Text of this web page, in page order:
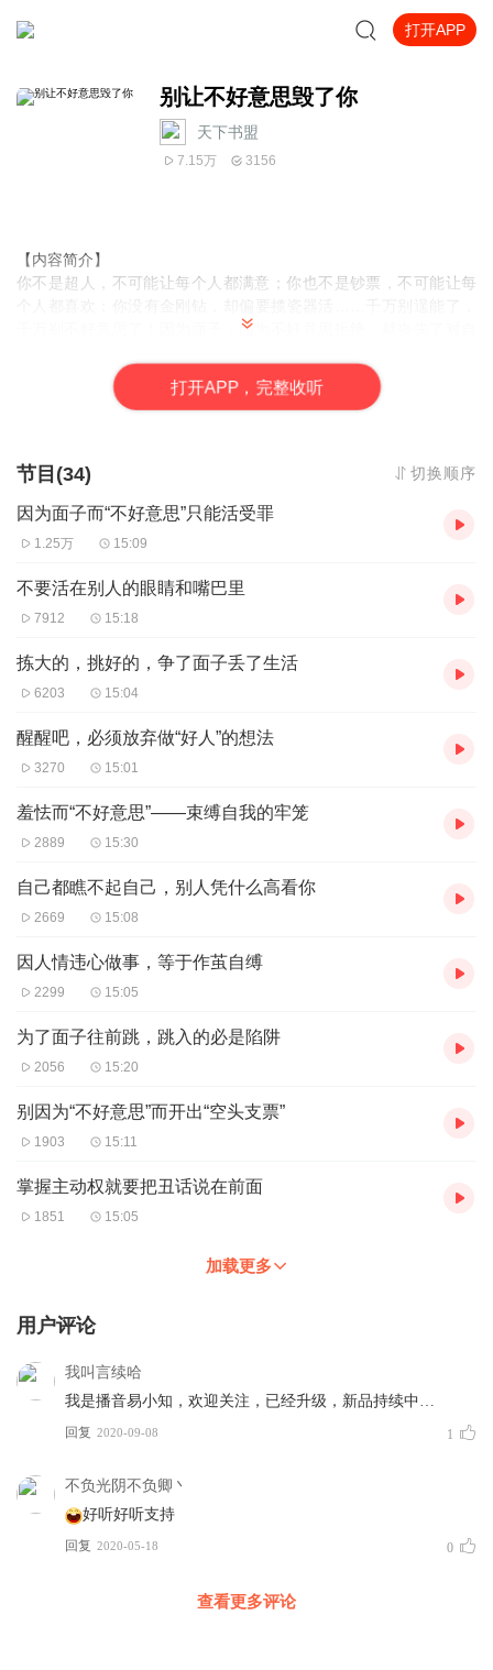
打开APP
别让不好意思毁了你
天下书盟
7.15万 3156
【内容简介】
你不是超人，不可能让每个人都满意；你也不是钞票，不可能让每
千万别不好意思了！因为面子，因为不好意思拒绝，就丧失了对自
懦，更不是偷懒。这是对自己负责，更是对他人负责。有时候适当
的拒绝不仅能起到正面的作用，而且能帮助你把痛苦和烦恼及早扼
打开APP，完整收听
节目(34) 切换顺序
因为面子而“不好意思”只能活受罪
1.25万 15:09
不要活在别人的眼睛和嘴巴里
7912 15:18
拣大的，挑好的，争了面子丢了生活
6203 15:04
醒醒吧，必须放弃做“好人”的想法
3270 15:01
羞怯而“不好意思”——束缚自我的牢笼
2889 15:30
自己都瞧不起自己，别人凭什么高看你
2669 15:08
因人情违心做事，等于作茧自缚
2299 15:05
为了面子往前跳，跳入的必是陷阱
2056 15:20
别因为“不好意思”而开出“空头支票”
1903 15:11
掌握主动权就要把丑话说在前面
1851 15:05
加载更多
用户评论
我叫言续哈
我是播音易小知，欢迎关注，已经升级，新品持续中…
回复 2020-09-08 1
不负光阴不负卿丶
好听好听支持
回复 2020-05-18 0
查看更多评论